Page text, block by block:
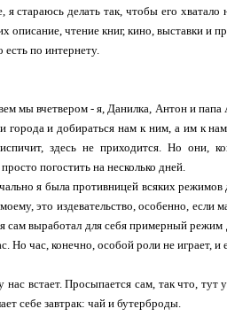
я стараюсь делать так, чтобы его
описание, чтение книг, кино, выставки и
есть по интернету.
мы вчетвером - я, Данилка, Антон и
города и добираться нам к ним, а им к
здесь не приходится. Но они,
погостить на несколько дней.
я была противницей всяких режимов
это издевательство, особенно,
сам выработал для себя примерный
Но час, конечно, особой роли не играет,
нас встает. Просыпается сам, так что,
себе завтрак: чай и бутерброды.